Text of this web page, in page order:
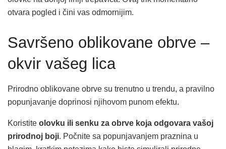
otvara pogled i čini vas odmornijim.
Savršeno oblikovane obrve –
okvir vašeg lica
Prirodno oblikovane obrve su trenutno u trendu, a pravilno
popunjavanje doprinosi njihovom punom efektu.
Koristite olovku ili senku za obrve koja odgovara vašoj
prirodnoj boji. Počnite sa popunjavanjem praznina u